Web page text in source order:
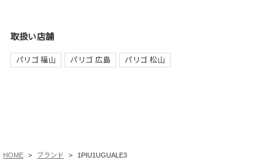
取扱い店舗
パリゴ 福山 パリゴ 広島 パリゴ 松山
HOME ブランド 1PIU1UGUALE3